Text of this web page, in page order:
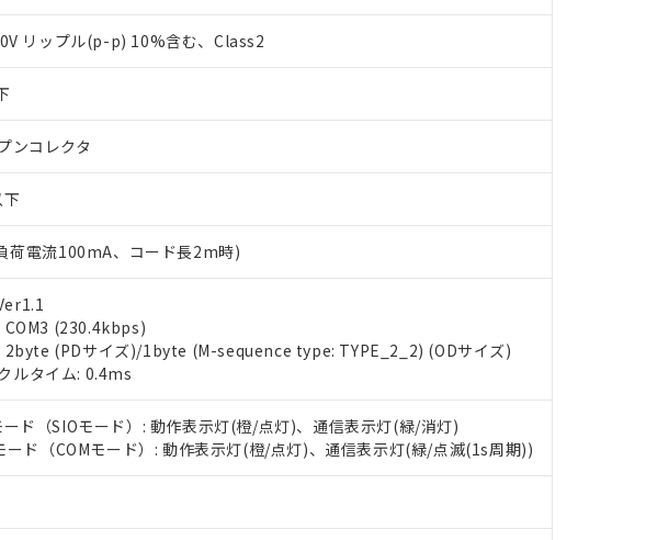
リップル(p-p) 10%含む、Class2
ンコレクタ
荷電流100mA、コード長2m時)
COM3 (230.4kbps)
2byte (PDサイズ)/1byte (M-sequence type: TYPE_2_2) (ODサイズ)
ルタイム: 0.4ms
ド（SIOモード）: 動作表示灯(橙/点灯)、通信表示灯(緑/消灯)
ド（COMモード）: 動作表示灯(橙/点灯)、通信表示灯(緑/点滅(1s周期))
ご利用条件
以下の条件をお読みいただき、同意のうえご利用ください。
※1 対応状況
対応済み：EU RoHS指令（10物質）の非含有に対応した製品が提供可能な商品です
対応予定：EU RoHS指令（10物質）の非含有に対応した製品に切り替える予定のある
対応予定なし：EU RoHS指令（10物質）の非含有に非対応の商品で、対応品を出す予
調査・確認中：EU RoHS指令（10物質）の非含有の対応状況を調査中または確認中の
非該当品：ライセンス料など無形物で、有害物質有無と関係のない商品です。
仕入先様の事情により、非含有部品としていたものが、含有品と判明した場合などや
があります。
鉛(Pb) 1000ppm以下、 水銀(Hg) 1000ppm以下、 カドミウム(Cd) 100ppm以下、
※1 中国RoHS○×表
「－」：未確認です。当社販売部門へお問い合わせください。